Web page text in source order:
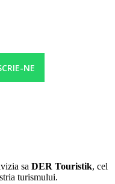
apa, bere, vin si bauturi
NE
sa DER Touristik, cel
turismului.